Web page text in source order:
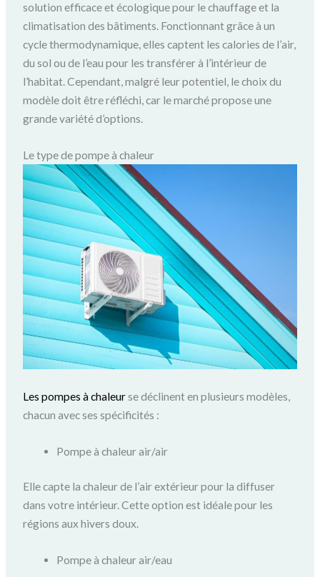
solution efficace et écologique pour le chauffage et la
climatisation des bâtiments. Fonctionnant grâce à un
cycle thermodynamique, elles captent les calories de l’air,
du sol ou de l’eau pour les transférer à l’intérieur de
l’habitat. Cependant, malgré leur potentiel, le choix du
modèle doit être réfléchi, car le marché propose une
grande variété d’options.
Le type de pompe à chaleur
Les pompes à chaleurse déclinent en plusieurs modèles,
chacun avec ses spécificités :
Pompe à chaleur air/air
Elle capte la chaleur de l’air extérieur pour la diffuser
dans votre intérieur. Cette option est idéale pour les
régions aux hivers doux.
Pompe à chaleur air/eau